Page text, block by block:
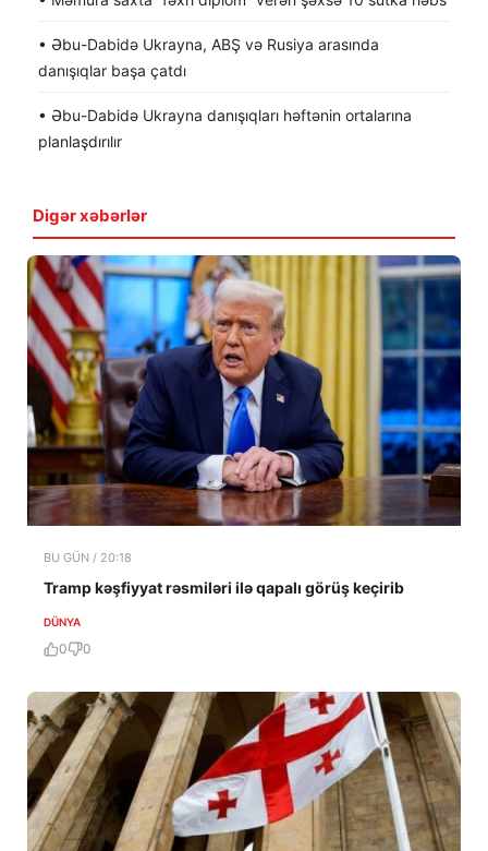
• Əbu-Dabidə Ukrayna, ABŞ və Rusiya arasında
danışıqlar başa çatdı
• Əbu-Dabidə Ukrayna danışıqları həftənin ortalarına
planlaşdırılır
Digər xəbərlər
BU GÜN / 20:18
Tramp kəşfiyyat rəsmiləri ilə qapalı görüş keçirib
DÜNYA
0 0